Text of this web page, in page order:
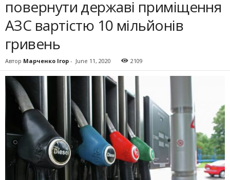
повернути державі приміщення
АЗС вартістю 10 мільйонів
гривень
Автор Марченко Ігор - June 11, 2020 2109